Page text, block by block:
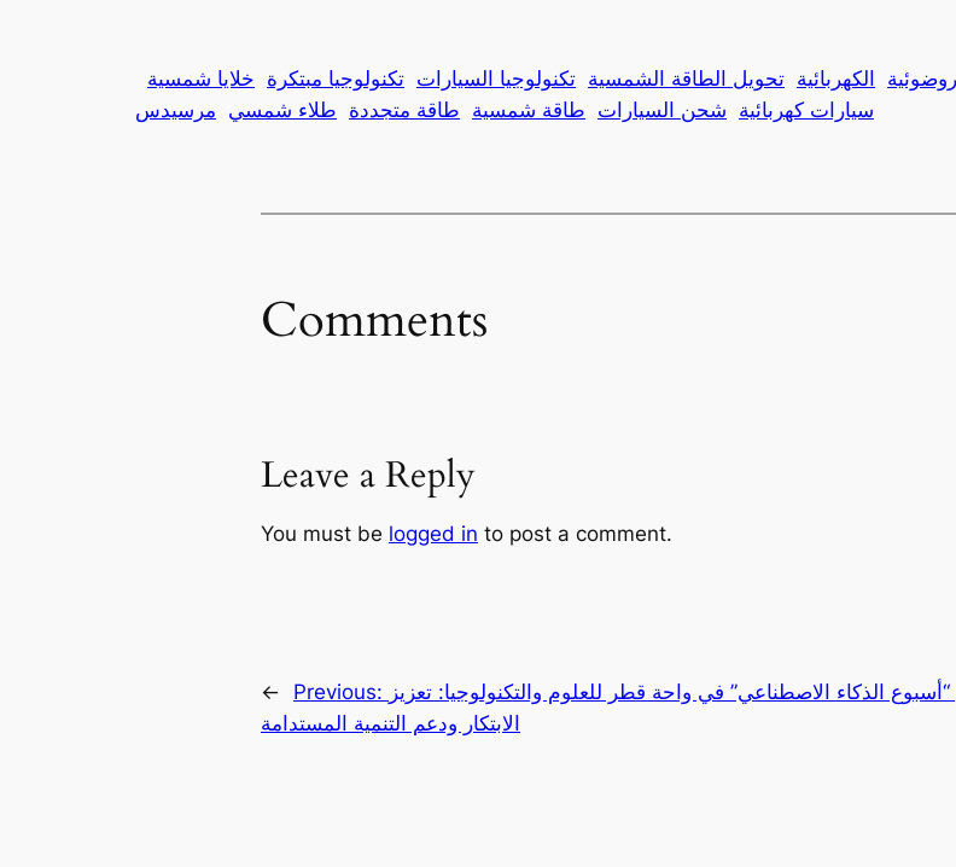
الكهربائية تحويل الطاقة الشمسية تكنولوجيا السيارات تكنولوجيا مبتكرة خلايا شمسية
سيارات كهربائية شحن السيارات طاقة شمسية طاقة متجددة طلاء شمسي مرسيدس
Comments
Leave a Reply
You must be logged in to post a comment.
← Previous: “أسبوع الذكاء الاصطناعي” في واحة قطر للعلوم والتكنولوجيا: تعزيز
الابتكار ودعم التنمية المستدامة